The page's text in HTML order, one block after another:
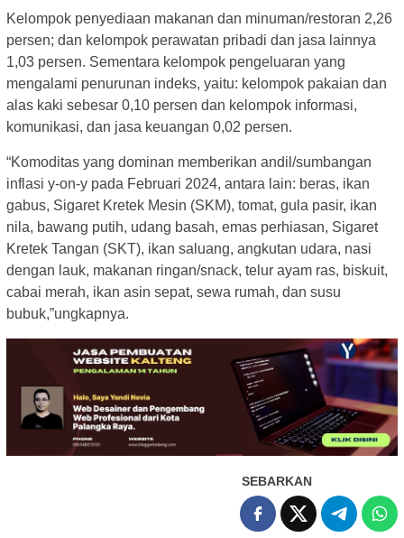
Kelompok penyediaan makanan dan minuman/restoran 2,26
persen; dan kelompok perawatan pribadi dan jasa lainnya
1,03 persen. Sementara kelompok pengeluaran yang
mengalami penurunan indeks, yaitu: kelompok pakaian dan
alas kaki sebesar 0,10 persen dan kelompok informasi,
komunikasi, dan jasa keuangan 0,02 persen.
“Komoditas yang dominan memberikan andil/sumbangan
inflasi y-on-y pada Februari 2024, antara lain: beras, ikan
gabus, Sigaret Kretek Mesin (SKM), tomat, gula pasir, ikan
nila, bawang putih, udang basah, emas perhiasan, Sigaret
Kretek Tangan (SKT), ikan saluang, angkutan udara, nasi
dengan lauk, makanan ringan/snack, telur ayam ras, biskuit,
cabai merah, ikan asin sepat, sewa rumah, dan susu
bubuk,”ungkapnya.
SEBARKAN